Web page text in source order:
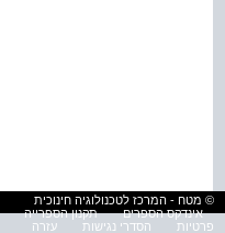
© מטח - המרכז לטכנולוגיה חינוכית
אינדקס הספרים
תקנון הספרייה
פרטיות
הסדרי נגישות עזרה